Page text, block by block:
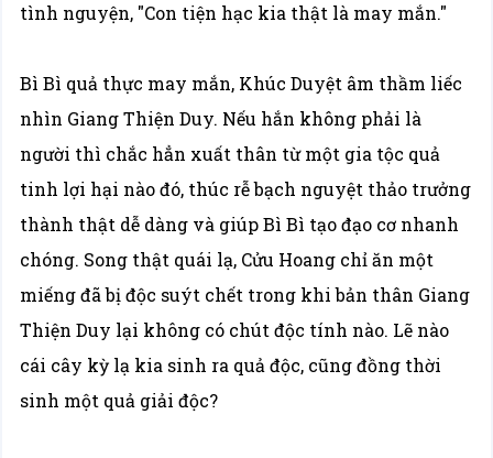
tình nguyện, "Con tiện hạc kia thật là may mắn."
Bì Bì quả thực may mắn, Khúc Duyệt âm thầm liếc
nhìn Giang Thiện Duy. Nếu hắn không phải là
người thì chắc hẳn xuất thân từ một gia tộc quả
tinh lợi hại nào đó, thúc rễ bạch nguyệt thảo trưởng
thành thật dễ dàng và giúp Bì Bì tạo đạo cơ nhanh
chóng. Song thật quái lạ, Cửu Hoang chỉ ăn một
miếng đã bị độc suýt chết trong khi bản thân Giang
Thiện Duy lại không có chút độc tính nào. Lẽ nào
cái cây kỳ lạ kia sinh ra quả độc, cũng đồng thời
sinh một quả giải độc?